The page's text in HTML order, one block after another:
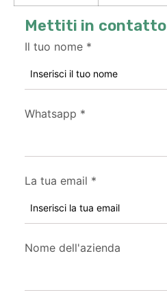
Mettiti in contatto
Il tuo nome *
Whatsapp *
La tua email *
Nome dell'azienda